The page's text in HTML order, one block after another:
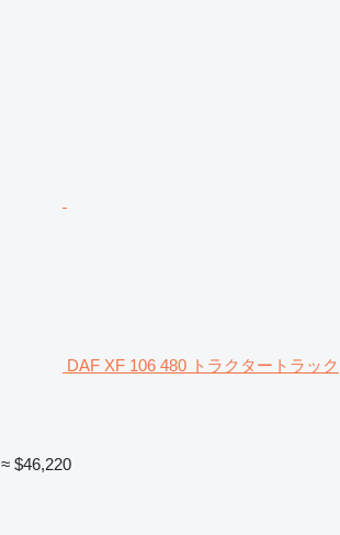
DAF XF 106 480 トラクタートラック
≈ $46,220